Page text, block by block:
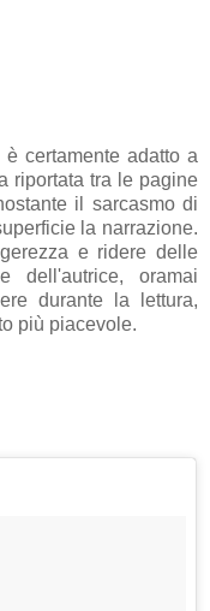
certamente adatto a
riportata tra le pagine
il sarcasmo di
la narrazione.
e ridere delle
dell'autrice, oramai
durante la lettura,
più piacevole.